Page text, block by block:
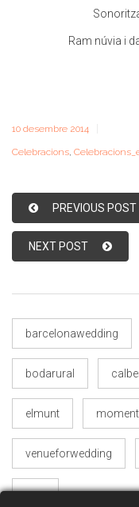
Ram núvia i
10 desembre 2014
Celebracions,
PREVIOUS POST
NEXT POST
barcelonawedding
bodarural
elmunt
venueforwedding
wee